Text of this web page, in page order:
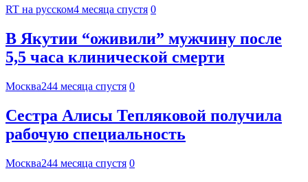
RT на русском4 месяца спустя 0
В Якутии “оживили” мужчину после
5,5 часа клинической смерти
Москва244 месяца спустя 0
Сестра Алисы Тепляковой получила
рабочую специальность
Москва244 месяца спустя 0